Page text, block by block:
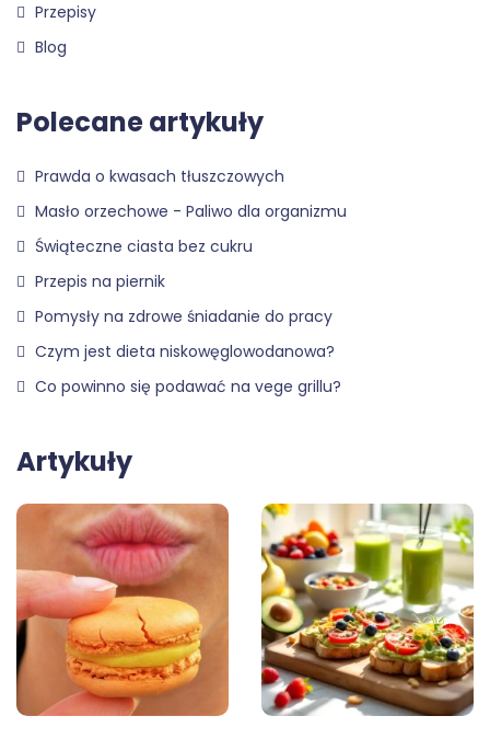
Przepisy
Blog
Polecane artykuły
Prawda o kwasach tłuszczowych
Masło orzechowe - Paliwo dla organizmu
Świąteczne ciasta bez cukru
Przepis na piernik
Pomysły na zdrowe śniadanie do pracy
Czym jest dieta niskowęglowodanowa?
Co powinno się podawać na vege grillu?
Artykuły